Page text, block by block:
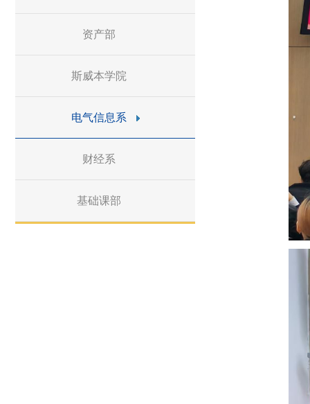
资产部
斯威本学院
电气信息系
财经系
基础课部